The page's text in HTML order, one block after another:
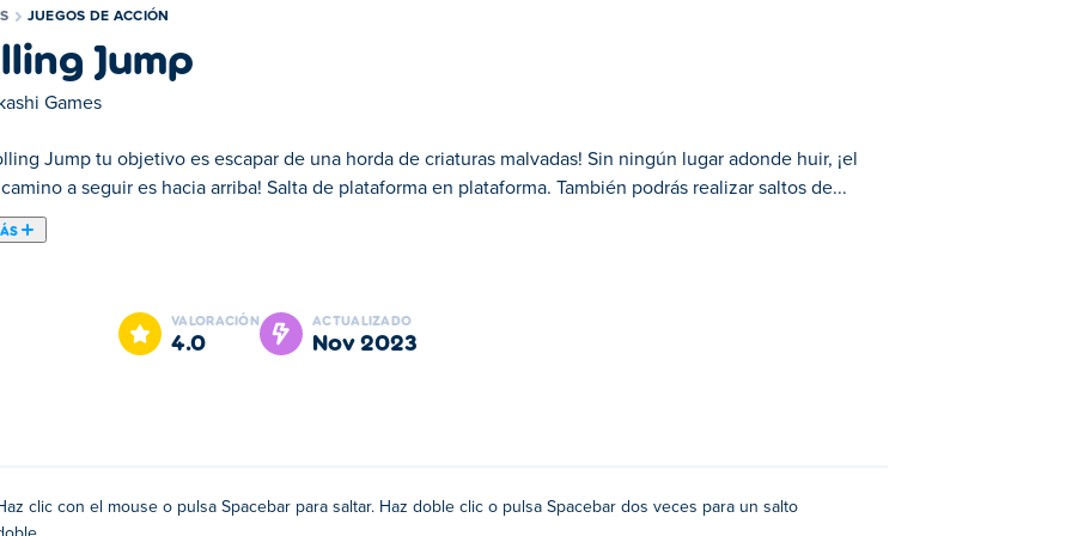
JUEGOS DE ACCIÓN
Jump
Games
Jump tu objetivo es escapar de una horda de criaturas malvadas! Sin ningún lugar adonde huir, ¡el
a seguir es hacia arriba! Salta de plataforma en plataforma. También podrás realizar saltos de...
horda de criaturas malvadas! Sin ningún lugar adonde huir, ¡el único camino a seguir es hacia arriba!
para saltar, ¡pero no esperes demasiado! Si los monstruos te atrapan desde la parte inferior de la
y golpea aeronaves en tu camino para obtener puntos extra. ¿Podrás obtener la puntuación más alta y
dos veces para hacer un doble salto!
VALORACIÓN
4.0
ACTUALIZADO
nov 2023
clic con el mouse o pulsa Spacebar para saltar. Haz doble clic o pulsa Spacebar dos veces para un salto